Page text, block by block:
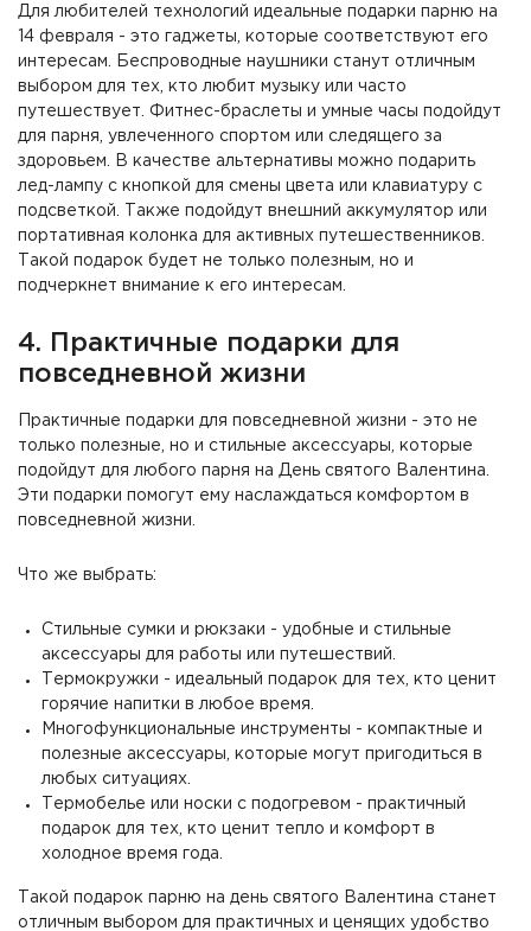
Для любителей технологий идеальные подарки парню на
14 февраля - это гаджеты, которые соответствуют его
интересам. Беспроводные наушники станут отличным
выбором для тех, кто любит музыку или часто
путешествует. Фитнес-браслеты и умные часы подойдут
для парня, увлеченного спортом или следящего за
здоровьем. В качестве альтернативы можно подарить
лед-лампу с кнопкой для смены цвета или клавиатуру с
подсветкой. Также подойдут внешний аккумулятор или
портативная колонка для активных путешественников.
Такой подарок будет не только полезным, но и
подчеркнет внимание к его интересам.
4. Практичные подарки для
повседневной жизни
Практичные подарки для повседневной жизни - это не
только полезные, но и стильные аксессуары, которые
подойдут для любого парня на День святого Валентина.
Эти подарки помогут ему наслаждаться комфортом в
повседневной жизни.
Что же выбрать:
Стильные сумки и рюкзаки - удобные и стильные
аксессуары для работы или путешествий.
Термокружки - идеальный подарок для тех, кто ценит
горячие напитки в любое время.
Многофункциональные инструменты - компактные и
полезные аксессуары, которые могут пригодиться в
любых ситуациях.
Термобелье или носки с подогревом - практичный
подарок для тех, кто ценит тепло и комфорт в
холодное время года.
Такой подарок парню на день святого Валентина станет
отличным выбором для практичных и ценящих удобство